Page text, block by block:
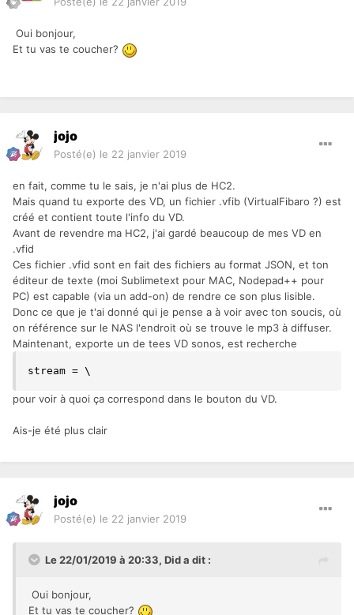
Oui bonjour,
Et tu vas te coucher?
jojo
Posté(e) le 22 janvier 2019
en fait, comme tu le sais, je n'ai plus de HC2.
Mais quand tu exporte des VD, un fichier .vfib (VirtualFibaro ?) est
créé et contient toute l'info du VD.
Avant de revendre ma HC2, j'ai gardé beaucoup de mes VD en
.vfid
Ces fichier .vfid sont en fait des fichiers au format JSON, et ton
éditeur de texte (moi Sublimetext pour MAC, Nodepad++ pour
PC) est capable (via un add-on) de rendre ce son plus lisible.
Donc ce que je t'ai donné qui je pense a à voir avec ton soucis, où
on référence sur le NAS l'endroit où se trouve le mp3 à diffuser.
Maintenant, exporte un de tees VD sonos, est recherche
stream = \
pour voir à quoi ça correspond dans le bouton du VD.
Ais-je été plus clair
jojo
Posté(e) le 22 janvier 2019
Le 22/01/2019 à 20:33, Dida dit :
Oui bonjour,
Et tu vas te coucher?